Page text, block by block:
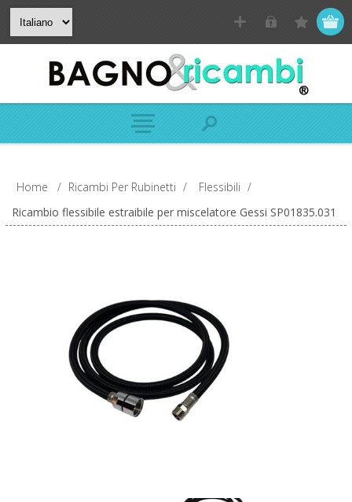
Home / Ricambi Per Rubinetti / Flessibili /
Ricambio flessibile estraibile per miscelatore Gessi SP01835.031